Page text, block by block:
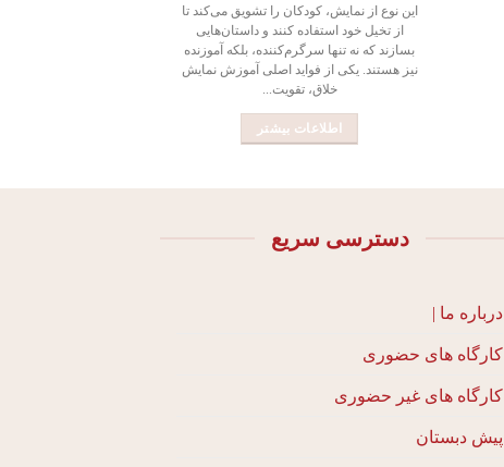
این نوع از نمایش، کودکان را تشویق می‌کند تا
از تخیل خود استفاده کنند و داستان‌هایی
بسازند که نه تنها سرگرم‌کننده، بلکه آموزنده
نیز هستند. یکی از فواید اصلی آموزش نمایش
خلاق، تقویت...
اطلاعات بیشتر
دسترسی سریع
درباره ما |
کارگاه های حضوری
کارگاه های غیر حضوری
پیش دبستان